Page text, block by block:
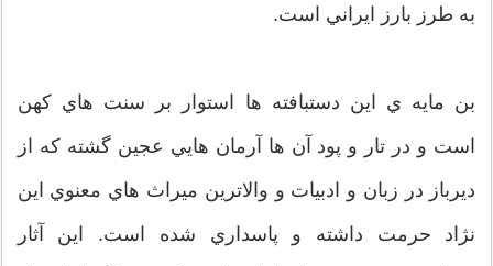
به طرز بارز ايراني است.
بن مايه ي اين دستبافته ها استوار بر سنت هاي كهن
است و در تار و پود آن ها آرمان هايي عجين گشته كه از
ديرباز در زبان و ادبيات و والاترين ميراث هاي معنوي اين
نژاد حرمت داشته و پاسداري شده است. اين آثار